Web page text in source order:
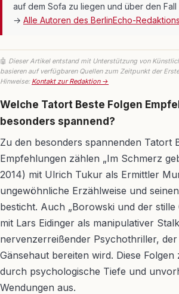
auf dem Sofa zu liegen und über den Fall
→ Alle Autoren des BerlinEcho-
🤖 Dieser Artikel entstand mit Unterstützung von
basieren auf verfügbaren Quellen zum Zeitpunkt der
Hinweise: Kontakt zur Redaktion →
Welche Tatort Beste Folgen
besonders spannend?
Zu den besonders spannenden Tatort
Empfehlungen zählen „Im Schmerz
2014) mit Ulrich Tukur als Ermittler
ungewöhnliche Erzählweise und
besticht. Auch „Borowski und der stille
mit Lars Eidinger als manipulativer
nervenzerreißender Psychothriller,
Gänsehaut bereiten wird. Diese Folgen
durch psychologische Tiefe und
Wendungen aus.